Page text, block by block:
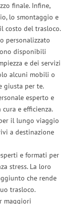
finale. Infine,
lo smontaggio e
costo del trasloco.
personalizzato
disponibili
e dei servizi
alcuni mobili o
giusta per te.
esperto e
e efficienza.
il lungo viaggio
a destinazione
e formati per
stress. La loro
che rende
trasloco.
maggiori